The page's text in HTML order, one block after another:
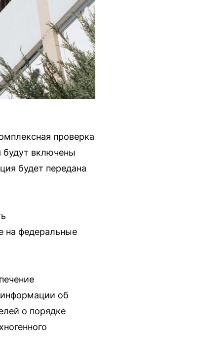
проверка
будут включены
будет передана
на федеральные
информации об
о порядке